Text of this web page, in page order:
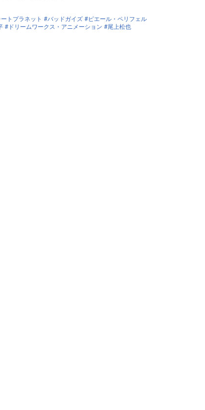
トプラネット バッドガイズ
ピエール・ペリフェル
ドリームワークス・アニメーション 尾上松也